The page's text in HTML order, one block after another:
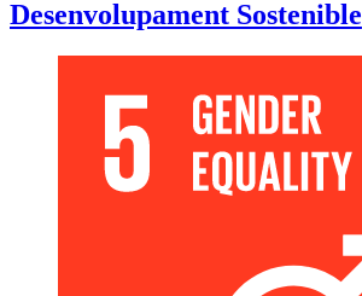
Desenvolupament Sostenible